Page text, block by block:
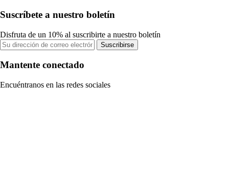
Suscríbete a nuestro boletín
Disfruta de un 10% al suscribirte a nuestro boletín
Suscribirse
Mantente conectado
Encuéntranos en las redes sociales